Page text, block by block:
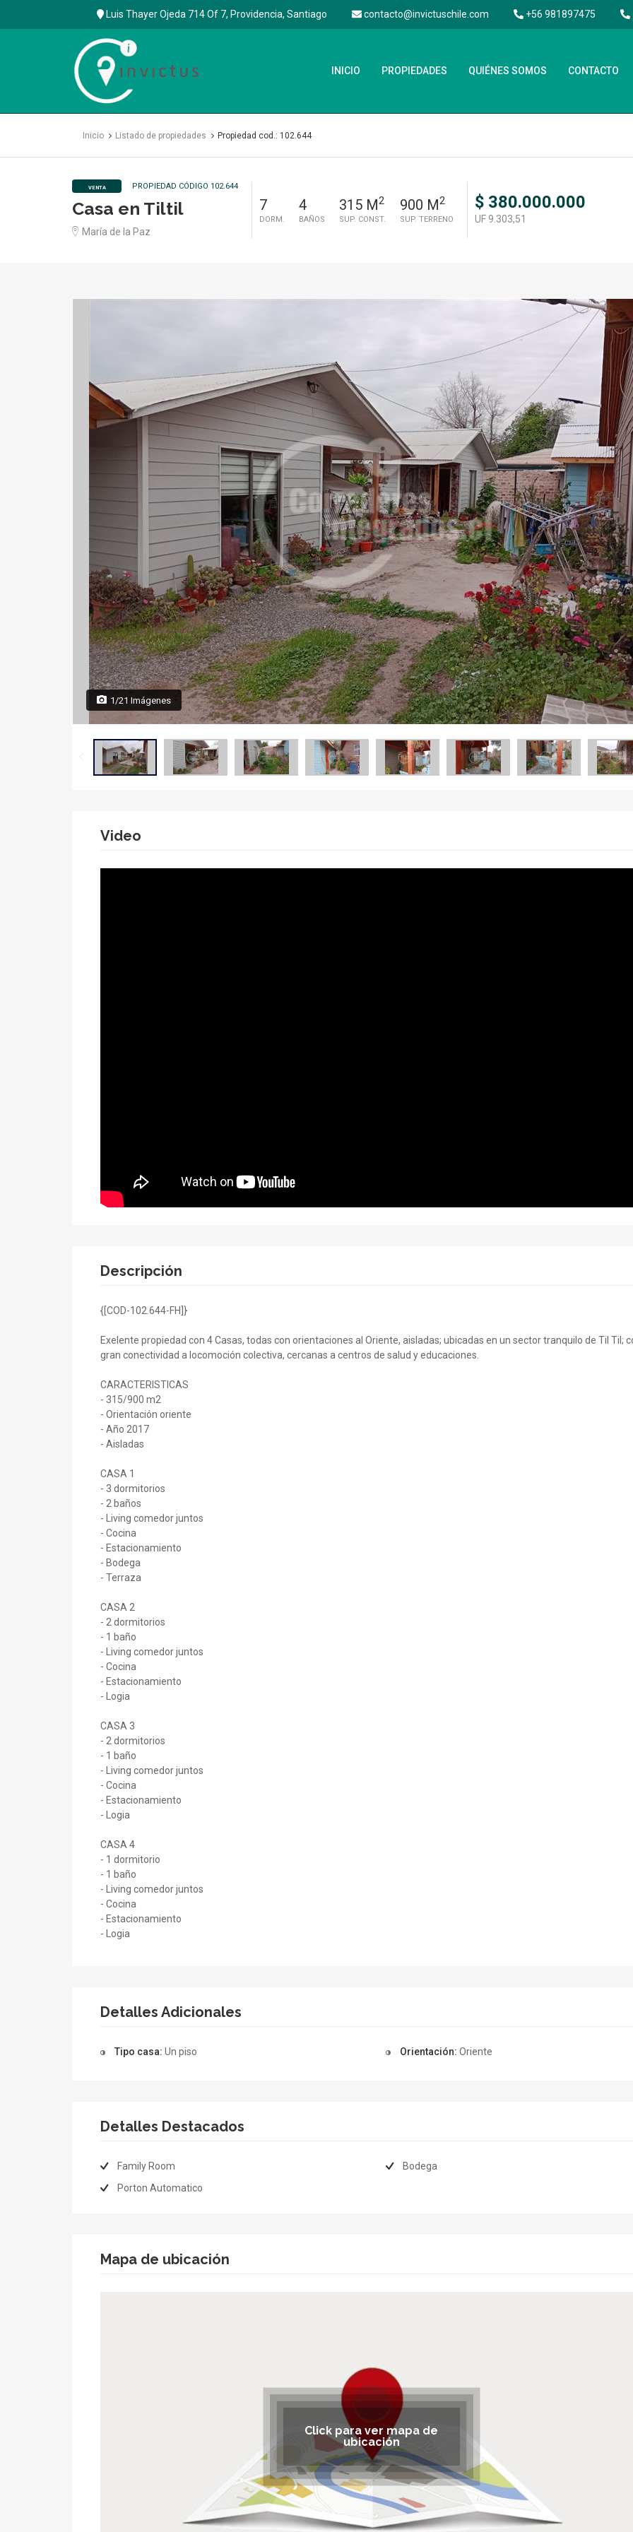
Luis Thayer Ojeda 714 Of 7, Providencia, Santiago contacto@invictuschile.com +56 981897475
Inmobiliaria
Invictus
SPA
INICIO PROPIEDADES QUIÉNES SOMOS CONTACTO
Inicio Listado de propiedades Propiedad cod.: 102.644
VENTA PROPIEDAD CÓDIGO 102.644
Casa en Tiltil
María de la Paz
7
DORM.
4
BAÑOS
315 M2
SUP. CONST.
900 M2
SUP. TERRENO
$ 380.000.000
UF 9.303,51
1/21 Imágenes
Video
Descripción
{[COD-102.644-FH]}
Exelente propiedad con 4 Casas, todas con orientaciones al Oriente, aisladas; ubicadas en un sector tranquilo de Til Til;
gran conectividad a locomoción colectiva, cercanas a centros de salud y educaciones.
CARACTERISTICAS
- 315/900 m2
- Orientación oriente
- Año 2017
- Aisladas
CASA 1
- 3 dormitorios
- 2 baños
- Living comedor juntos
- Cocina
- Estacionamiento
- Bodega
- Terraza
CASA 2
- 2 dormitorios
- 1 baño
- Living comedor juntos
- Cocina
- Estacionamiento
- Logia
CASA 3
- 2 dormitorios
- 1 baño
- Living comedor juntos
- Cocina
- Estacionamiento
- Logia
CASA 4
- 1 dormitorio
- 1 baño
- Living comedor juntos
- Cocina
- Estacionamiento
- Logia
Detalles Adicionales
Tipo casa: Un piso Orientación: Oriente
Detalles Destacados
Family Room
Porton Automatico
Bodega
Mapa de ubicación
Click para ver mapa de
ubicación